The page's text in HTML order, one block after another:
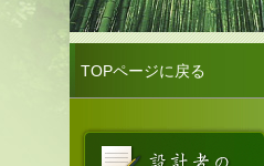
TOPページに戻る